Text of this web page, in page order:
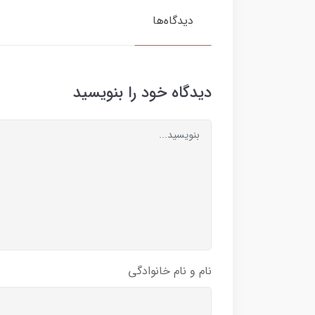
دیدگاه‌ها
دیدگاه خود را بنویسید
نام و نام خانوادگی